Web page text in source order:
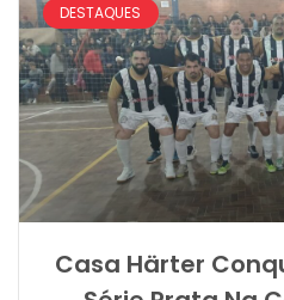
DESTAQUES
Casa Härter